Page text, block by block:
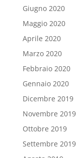
Giugno 2020
Maggio 2020
Aprile 2020
Marzo 2020
Febbraio 2020
Gennaio 2020
Dicembre 2019
Novembre 2019
Ottobre 2019
Settembre 2019